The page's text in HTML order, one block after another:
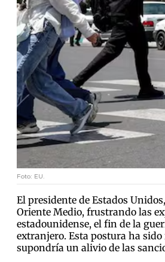
Foto: EU.
El presidente de Estados
Oriente Medio, frustrando las
estadounidense, el fin de la
extranjero. Esta postura ha
supondría un alivio de las